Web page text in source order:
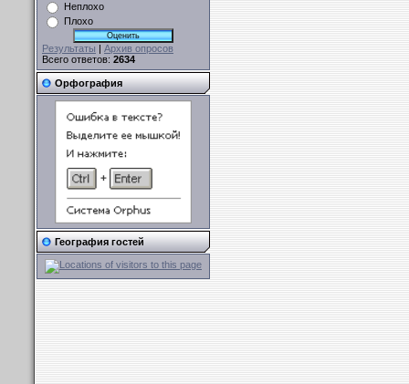
Неплохо
Плохо
Результаты | Архив опросов
Всего ответов: 2634
Орфография
География гостей